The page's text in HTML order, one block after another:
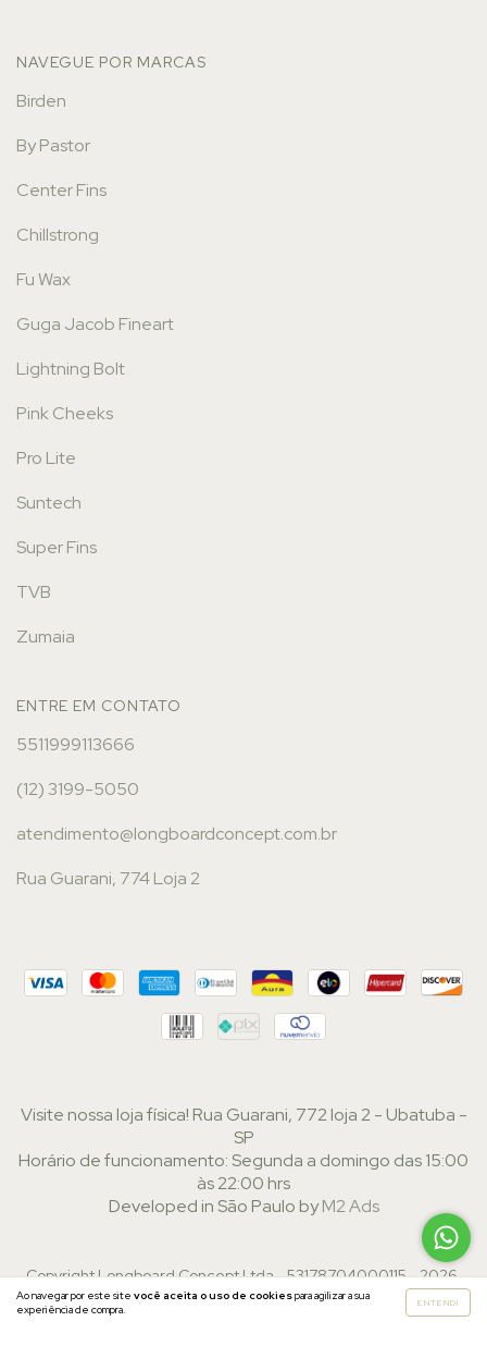
Ao navegar por este site você aceita o uso de cookiespara agilizar a sua
experiência de compra.
ENTENDI
NAVEGUE POR MARCAS
Birden
By Pastor
Center Fins
Chillstrong
Fu Wax
Guga Jacob Fineart
Lightning Bolt
Pink Cheeks
Pro Lite
Suntech
Super Fins
TVB
Zumaia
ENTRE EM CONTATO
5511999113666
(12) 3199-5050
atendimento@longboardconcept.com.br
Rua Guarani, 774 Loja 2
Visite nossa loja física! Rua Guarani, 772 loja 2 - Ubatuba -
SP
Horário de funcionamento: Segunda a domingo das 15:00
às 22:00 hrs
Developed in São Paulo byM2 Ads
Copyright Longboard Concept Ltda - 53178704000115 - 2026.
Todos os direitos reservados.